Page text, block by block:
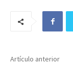
Artículo anterior